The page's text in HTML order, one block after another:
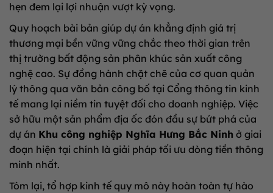
hẹn đem lại lợi nhuận vượt kỳ vọng.
Quy hoạch bài bản giúp dự án khẳng định giá trị
thương mại bền vững vững chắc theo thời gian trên
thị trường bất động sản phân khúc sản xuất công
nghệ cao. Sự đồng hành chặt chẽ của cơ quan quản
lý thông qua văn bản công bố tại Cổng thông tin kinh
tế mang lại niềm tin tuyệt đối cho doanh nghiệp. Việc
sở hữu một sản phẩm địa ốc đón đầu sự bứt phá của
dự án Khu công nghiệp Nghĩa Hưng Bắc Ninh ở giai
đoạn hiện tại chính là giải pháp tối ưu dòng tiền thông
minh nhất.
Tóm lại, tổ hợp kinh tế quy mô này hoàn toàn tự hào